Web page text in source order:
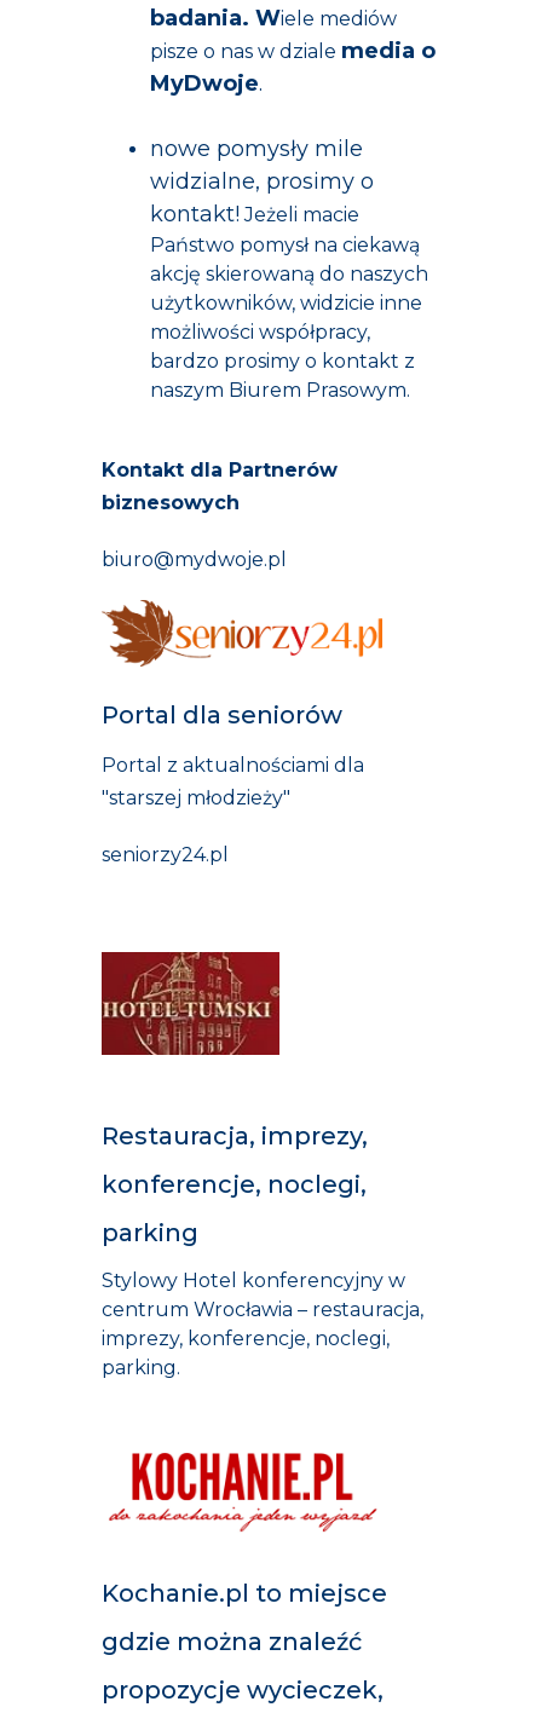
badania. Wiele mediów
pisze o nas w dziale media o
MyDwoje.
nowe pomysły mile
widzialne, prosimy o
kontakt! Jeżeli macie
Państwo pomysł na ciekawą
akcję skierowaną do naszych
użytkowników, widzicie inne
możliwości współpracy,
bardzo prosimy o kontakt z
naszym Biurem Prasowym.
Kontakt dla Partnerów
biznesowych
biuro@mydwoje.pl
Portal dla seniorów
Portal z aktualnościami dla
"starszej młodzieży"
seniorzy24.pl
Restauracja, imprezy,
konferencje, noclegi,
parking
Stylowy Hotel konferencyjny w
centrum Wrocławia – restauracja,
imprezy, konferencje, noclegi,
parking.
Kochanie.pl to miejsce
gdzie można znaleźć
propozycje wycieczek,